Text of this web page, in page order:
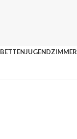
BETTENJUGENDZIMMER